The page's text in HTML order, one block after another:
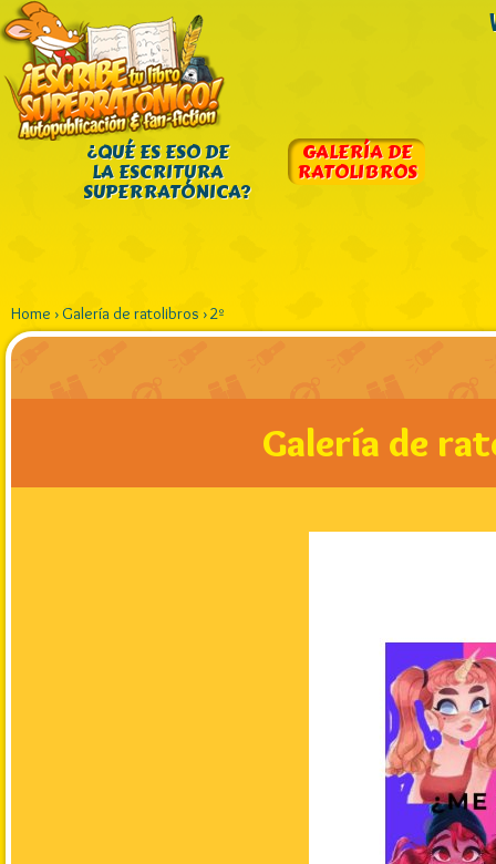
¿QUÉ ES ESO DE
LA ESCRITURA
SUPERRATÓNICA?
GALERÍA DE
RATOLIBROS
Home › Galería de ratolibros ›2º
Galería de